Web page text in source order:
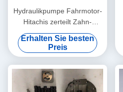
Hydraulikpumpe Fahrmotor-
Hitachis zerteilt Zahn-
Hauptantriebs-Welle
HPV091 16x46
Erhalten Sie besten
Preis